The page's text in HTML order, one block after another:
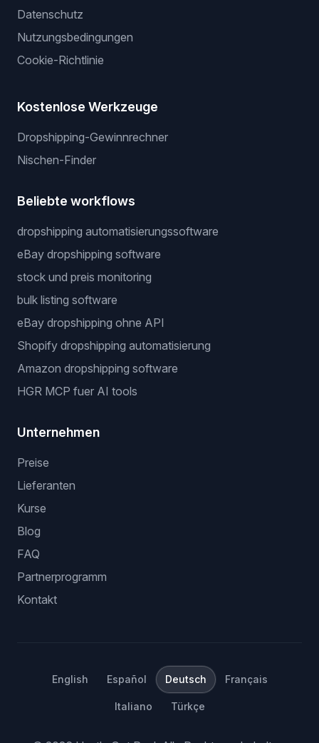
Datenschutz
Nutzungsbedingungen
Cookie-Richtlinie
Kostenlose Werkzeuge
Dropshipping-Gewinnrechner
Nischen-Finder
Beliebte workflows
dropshipping automatisierungssoftware
eBay dropshipping software
stock und preis monitoring
bulk listing software
eBay dropshipping ohne API
Shopify dropshipping automatisierung
Amazon dropshipping software
HGR MCP fuer AI tools
Unternehmen
Preise
Lieferanten
Kurse
Blog
FAQ
Partnerprogramm
Kontakt
English Español Deutsch Français
Italiano Türkçe